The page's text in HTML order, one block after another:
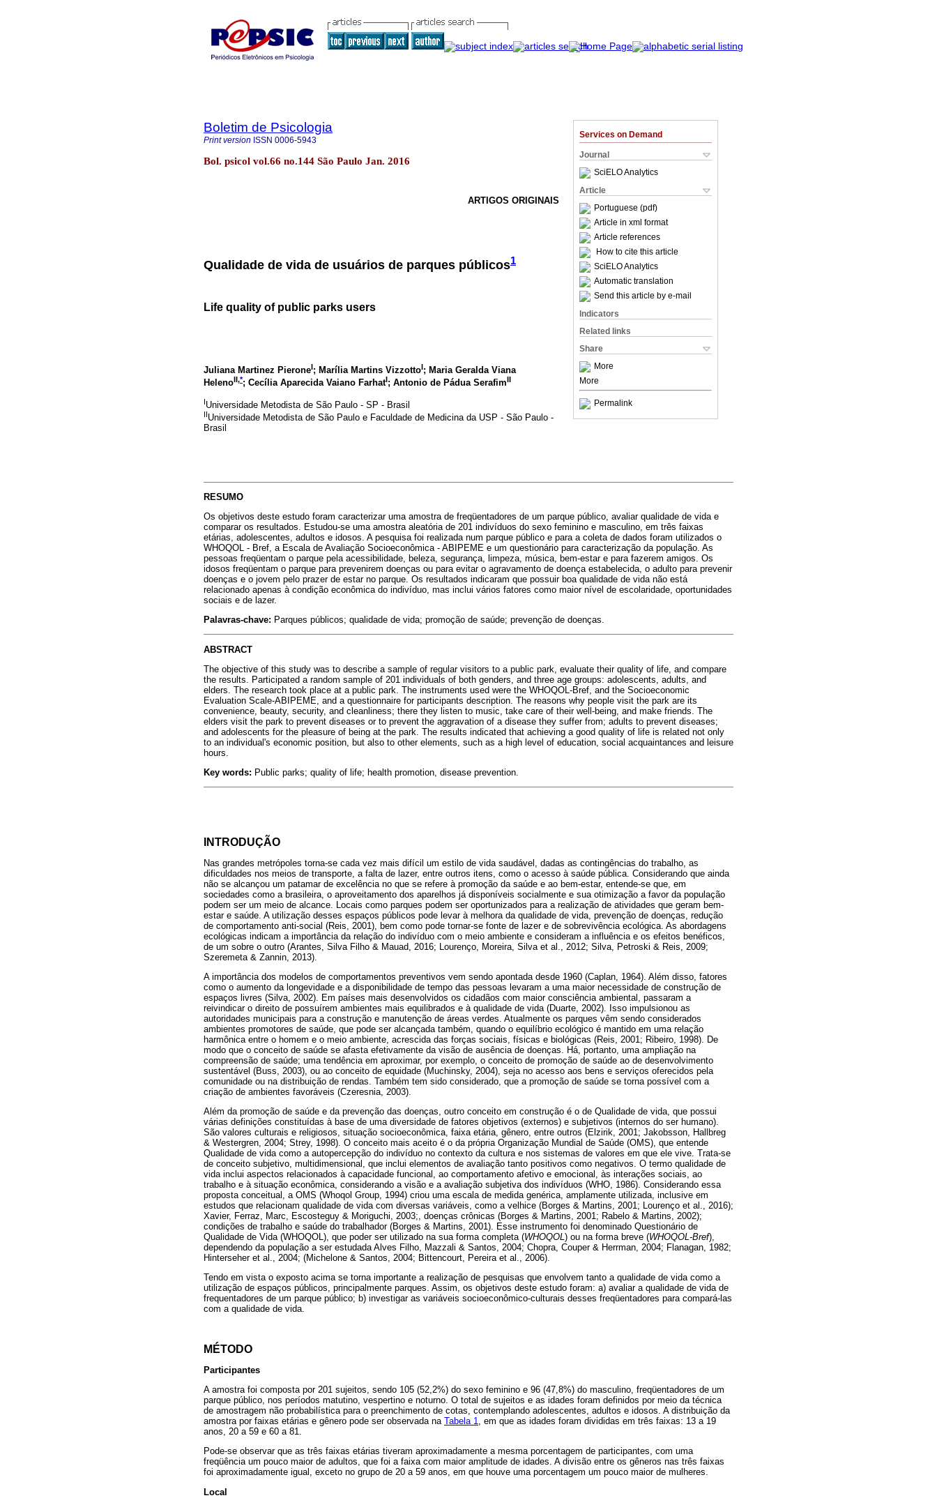
Services on Demand
Journal
SciELO Analytics
Article
Portuguese (pdf)
Article in xml format
Article references
How to cite this article
SciELO Analytics
Automatic translation
Send this article by e-mail
Indicators
Related links
Share
More
More
Permalink
Boletim de Psicologia
Print version ISSN 0006-5943
Bol. psicol vol.66 no.144 São Paulo Jan. 2016
ARTIGOS ORIGINAIS
Qualidade de vida de usuários de parques públicos1
Life quality of public parks users
Juliana Martinez PieroneI; Marília Martins VizzottoI; Maria Geralda Viana
HelenoII,*; Cecília Aparecida Vaiano FarhatI; Antonio de Pádua SerafimII
IUniversidade Metodista de São Paulo - SP - Brasil
IIUniversidade Metodista de São Paulo e Faculdade de Medicina da USP - São Paulo -
Brasil
RESUMO
Os objetivos deste estudo foram caracterizar uma amostra de freqüentadores de um parque público, avaliar qualidade de vida e
comparar os resultados. Estudou-se uma amostra aleatória de 201 indivíduos do sexo feminino e masculino, em três faixas
etárias, adolescentes, adultos e idosos. A pesquisa foi realizada num parque público e para a coleta de dados foram utilizados o
WHOQOL - Bref, a Escala de Avaliação Socioeconômica - ABIPEME e um questionário para caracterização da população. As
pessoas freqüentam o parque pela acessibilidade, beleza, segurança, limpeza, música, bem-estar e para fazerem amigos. Os
idosos freqüentam o parque para prevenirem doenças ou para evitar o agravamento de doença estabelecida, o adulto para prevenir
doenças e o jovem pelo prazer de estar no parque. Os resultados indicaram que possuir boa qualidade de vida não está
relacionado apenas à condição econômica do indivíduo, mas inclui vários fatores como maior nível de escolaridade, oportunidades
sociais e de lazer.
Palavras-chave: Parques públicos; qualidade de vida; promoção de saúde; prevenção de doenças.
ABSTRACT
The objective of this study was to describe a sample of regular visitors to a public park, evaluate their quality of life, and compare
the results. Participated a random sample of 201 individuals of both genders, and three age groups: adolescents, adults, and
elders. The research took place at a public park. The instruments used were the WHOQOL-Bref, and the Socioeconomic
Evaluation Scale-ABIPEME, and a questionnaire for participants description. The reasons why people visit the park are its
convenience, beauty, security, and cleanliness; there they listen to music, take care of their well-being, and make friends. The
elders visit the park to prevent diseases or to prevent the aggravation of a disease they suffer from; adults to prevent diseases;
and adolescents for the pleasure of being at the park. The results indicated that achieving a good quality of life is related not only
to an individual's economic position, but also to other elements, such as a high level of education, social acquaintances and leisure
hours.
Key words: Public parks; quality of life; health promotion, disease prevention.
INTRODUÇÃO
Nas grandes metrópoles torna-se cada vez mais difícil um estilo de vida saudável, dadas as contingências do trabalho, as
dificuldades nos meios de transporte, a falta de lazer, entre outros itens, como o acesso à saúde pública. Considerando que ainda
não se alcançou um patamar de excelência no que se refere à promoção da saúde e ao bem-estar, entende-se que, em
sociedades como a brasileira, o aproveitamento dos aparelhos já disponíveis socialmente e sua otimização a favor da população
podem ser um meio de alcance. Locais como parques podem ser oportunizados para a realização de atividades que geram bem-
estar e saúde. A utilização desses espaços públicos pode levar à melhora da qualidade de vida, prevenção de doenças, redução
de comportamento anti-social (Reis, 2001), bem como pode tornar-se fonte de lazer e de sobrevivência ecológica. As abordagens
ecológicas indicam a importância da relação do indivíduo com o meio ambiente e consideram a influência e os efeitos benéficos,
de um sobre o outro (Arantes, Silva Filho & Mauad, 2016; Lourenço, Moreira, Silva et al., 2012; Silva, Petroski & Reis, 2009;
Szeremeta & Zannin, 2013).
A importância dos modelos de comportamentos preventivos vem sendo apontada desde 1960 (Caplan, 1964). Além disso, fatores
como o aumento da longevidade e a disponibilidade de tempo das pessoas levaram a uma maior necessidade de construção de
espaços livres (Silva, 2002). Em países mais desenvolvidos os cidadãos com maior consciência ambiental, passaram a
reivindicar o direito de possuírem ambientes mais equilibrados e à qualidade de vida (Duarte, 2002). Isso impulsionou as
autoridades municipais para a construção e manutenção de áreas verdes. Atualmente os parques vêm sendo considerados
ambientes promotores de saúde, que pode ser alcançada também, quando o equilíbrio ecológico é mantido em uma relação
harmônica entre o homem e o meio ambiente, acrescida das forças sociais, físicas e biológicas (Reis, 2001; Ribeiro, 1998). De
modo que o conceito de saúde se afasta efetivamente da visão de ausência de doenças. Há, portanto, uma ampliação na
compreensão de saúde; uma tendência em aproximar, por exemplo, o conceito de promoção de saúde ao de desenvolvimento
sustentável (Buss, 2003), ou ao conceito de equidade (Muchinsky, 2004), seja no acesso aos bens e serviços oferecidos pela
comunidade ou na distribuição de rendas. Também tem sido considerado, que a promoção de saúde se torna possível com a
criação de ambientes favoráveis (Czeresnia, 2003).
Além da promoção de saúde e da prevenção das doenças, outro conceito em construção é o de Qualidade de vida, que possui
várias definições constituídas à base de uma diversidade de fatores objetivos (externos) e subjetivos (internos do ser humano).
São valores culturais e religiosos, situação socioeconômica, faixa etária, gênero, entre outros (Elzirik, 2001; Jakobsson, Hallbreg
& Westergren, 2004; Strey, 1998). O conceito mais aceito é o da própria Organização Mundial de Saúde (OMS), que entende
Qualidade de vida como a autopercepção do indivíduo no contexto da cultura e nos sistemas de valores em que ele vive. Trata-se
de conceito subjetivo, multidimensional, que inclui elementos de avaliação tanto positivos como negativos. O termo qualidade de
vida inclui aspectos relacionados à capacidade funcional, ao comportamento afetivo e emocional, às interações sociais, ao
trabalho e à situação econômica, considerando a visão e a avaliação subjetiva dos indivíduos (WHO, 1986). Considerando essa
proposta conceitual, a OMS (Whoqol Group, 1994) criou uma escala de medida genérica, amplamente utilizada, inclusive em
estudos que relacionam qualidade de vida com diversas variáveis, como a velhice (Borges & Martins, 2001; Lourenço et al., 2016);
Xavier, Ferraz, Marc, Escosteguy & Moriguchi, 2003;, doenças crônicas (Borges & Martins, 2001; Rabelo & Martins, 2002);
condições de trabalho e saúde do trabalhador (Borges & Martins, 2001). Esse instrumento foi denominado Questionário de
Qualidade de Vida (WHOQOL), que poder ser utilizado na sua forma completa (WHOQOL) ou na forma breve (WHOQOL-Bref),
dependendo da população a ser estudada Alves Filho, Mazzali & Santos, 2004; Chopra, Couper & Herrman, 2004; Flanagan, 1982;
Hinterseher et al., 2004; (Michelone & Santos, 2004; Bittencourt, Pereira et al., 2006).
Tendo em vista o exposto acima se torna importante a realização de pesquisas que envolvem tanto a qualidade de vida como a
utilização de espaços públicos, principalmente parques. Assim, os objetivos deste estudo foram: a) avaliar a qualidade de vida de
frequentadores de um parque público; b) investigar as variáveis socioeconômico-culturais desses freqüentadores para compará-las
com a qualidade de vida.
MÉTODO
Participantes
A amostra foi composta por 201 sujeitos, sendo 105 (52,2%) do sexo feminino e 96 (47,8%) do masculino, freqüentadores de um
parque público, nos períodos matutino, vespertino e noturno. O total de sujeitos e as idades foram definidos por meio da técnica
de amostragem não probabilística para o preenchimento de cotas, contemplando adolescentes, adultos e idosos. A distribuição da
amostra por faixas etárias e gênero pode ser observada na Tabela 1, em que as idades foram divididas em três faixas: 13 a 19
anos, 20 a 59 e 60 a 81.
Pode-se observar que as três faixas etárias tiveram aproximadamente a mesma porcentagem de participantes, com uma
freqüência um pouco maior de adultos, que foi a faixa com maior amplitude de idades. A divisão entre os gêneros nas três faixas
foi aproximadamente igual, exceto no grupo de 20 a 59 anos, em que houve uma porcentagem um pouco maior de mulheres.
Local